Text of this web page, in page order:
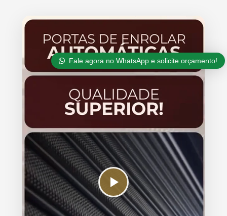
Fale agora no WhatsApp e solicite orçamento!